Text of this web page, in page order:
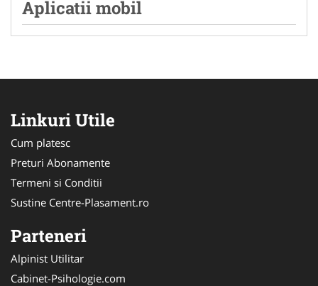
Aplicatii mobil
Linkuri Utile
Cum platesc
Preturi Abonamente
Termeni si Conditii
Sustine Centre-Plasament.ro
Parteneri
Alpinist Utilitar
Cabinet-Psihologie.com